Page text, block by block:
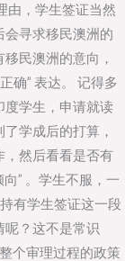
由，学生签证当然
寻求移民澳洲的
民澳洲的意向，
确” 表达。 记得多
度学生，申请就读
学成后的打算，
，然后看看是否有
” 。学生不服，一
有学生签证这一段
呢？这不是常识
个审理过程的政策